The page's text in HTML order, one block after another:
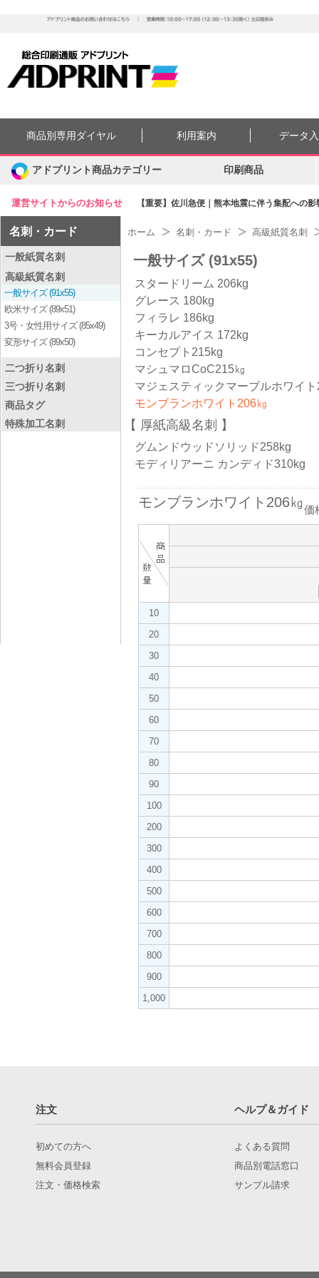
運営サイトからのお知らせ 【重要】佐川急便｜熊本地震に伴う集配への
商品別専用ダイヤル 利用案内 データ
アドプリント商品カテゴリー 印刷商品
名刺・カード
一般紙質名刺
高級紙質名刺
一般サイズ (91x55)
欧米サイズ (89x51)
3号・女性用サイズ (85x49)
変形サイズ (89x50)
二つ折り名刺
三つ折り名刺
商品タグ
特殊加工名刺
ホーム 名刺・カード 高級紙質名刺
一般サイズ (91x55)
スタードリーム 206kg
グレース 180kg
フィラレ 186kg
キーカルアイス 172kg
コンセプト215kg
マシュマロCoC215㎏
マジェスティックマーブルホワイ
モンブランホワイト206㎏
厚紙高級名刺
グムンドウッドソリッド258kg
モディリアーニ カンディド310kg
モンブランホワイト206㎏価
10
20
30
40
50
60
70
80
90
100
200
300
400
500
600
700
800
900
1,000
注文 ヘルプ＆ガイド
初めての方へ
無料会員登録
注文・価格検索
よくある質問
商品別電話窓口
サンプル請求